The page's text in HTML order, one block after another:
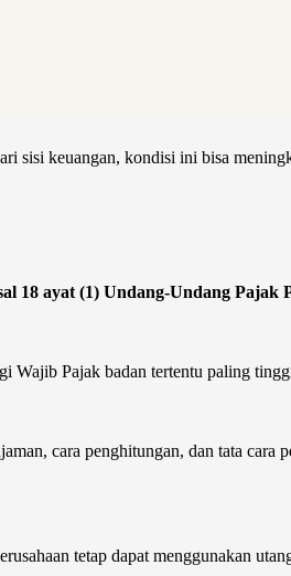
sisi keuangan, kondisi ini bisa
18 ayat (1) Undang-Undang Pajak
Wajib Pajak badan tertentu paling
cara penghitungan, dan tata cara
tetap dapat menggunakan